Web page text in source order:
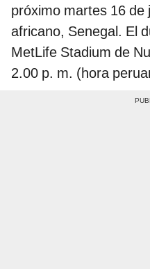
próximo martes 16 de
africano, Senegal. El
MetLife Stadium de
2.00 p. m. (hora